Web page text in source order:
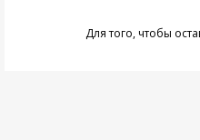
Для того, чтобы